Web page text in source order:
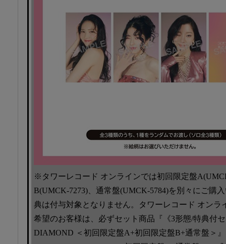
※タワーレコード オンラインでは初回限定盤
B(UMCK-7273)、通常盤(UMCK-5784)を別々にご購
典は付与対象となりません。タワーレコード オンラ
希望のお客様は、必ずセット商品『《3形態/特典付
DIAMOND ＜初回限定盤A+初回限定盤B+通常盤＞